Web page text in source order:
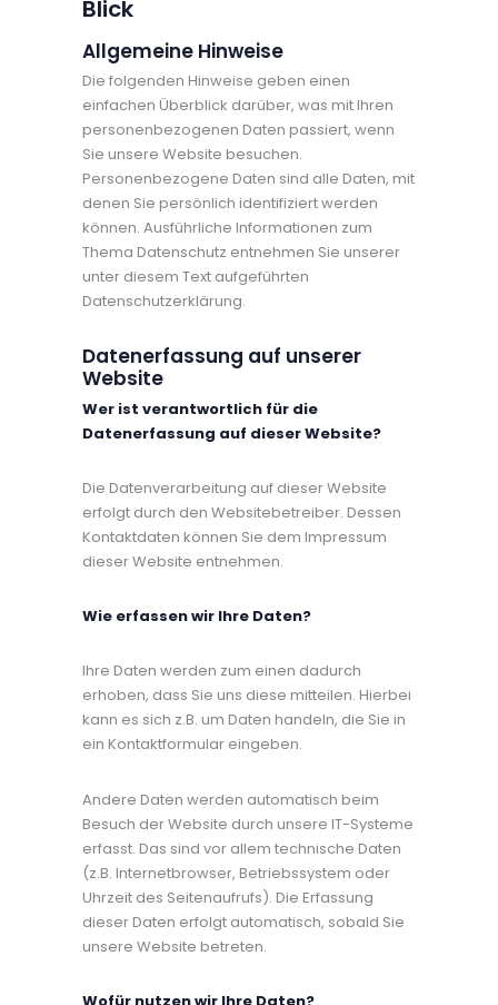
Blick
Allgemeine Hinweise
Die folgenden Hinweise geben einen
einfachen Überblick darüber, was mit Ihren
personenbezogenen Daten passiert, wenn
Sie unsere Website besuchen.
Personenbezogene Daten sind alle Daten, mit
denen Sie persönlich identifiziert werden
können. Ausführliche Informationen zum
Thema Datenschutz entnehmen Sie unserer
unter diesem Text aufgeführten
Datenschutzerklärung.
Datenerfassung auf unserer
Website
Wer ist verantwortlich für die
Datenerfassung auf dieser Website?
Die Datenverarbeitung auf dieser Website
erfolgt durch den Websitebetreiber. Dessen
Kontaktdaten können Sie dem Impressum
dieser Website entnehmen.
Wie erfassen wir Ihre Daten?
Ihre Daten werden zum einen dadurch
erhoben, dass Sie uns diese mitteilen. Hierbei
kann es sich z.B. um Daten handeln, die Sie in
ein Kontaktformular eingeben.
Andere Daten werden automatisch beim
Besuch der Website durch unsere IT-Systeme
erfasst. Das sind vor allem technische Daten
(z.B. Internetbrowser, Betriebssystem oder
Uhrzeit des Seitenaufrufs). Die Erfassung
dieser Daten erfolgt automatisch, sobald Sie
unsere Website betreten.